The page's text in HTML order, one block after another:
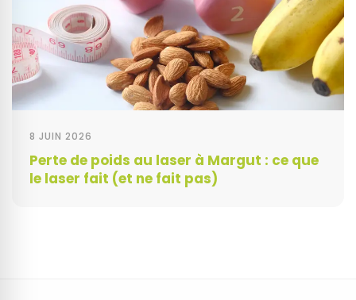
8 JUIN 2026
Perte de poids au laser à Margut : ce que
le laser fait (et ne fait pas)